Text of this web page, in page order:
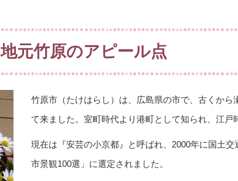
地元竹原のアピール点
竹原市（たけはらし）は、広島県の市で、古くから
て来ました。室町時代より港町として知られ、江戸
現在は『安芸の小京都』と呼ばれ、2000年に国土
市景観100選」に選定されました。